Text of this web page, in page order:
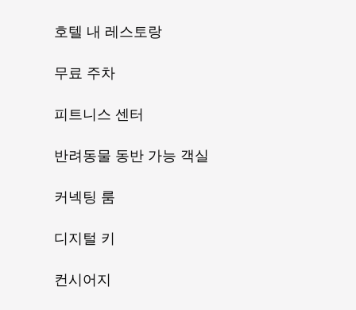
호텔 내 레스토랑
무료 주차
피트니스 센터
반려동물 동반 가능 객실
커넥팅 룸
디지털 키
컨시어지